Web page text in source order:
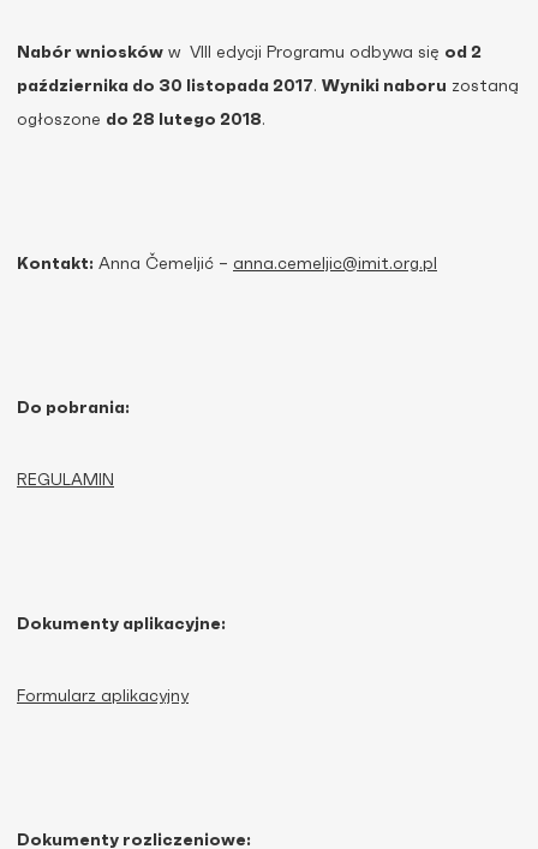
Nabór wniosków w VIII edycji Programu odbywa się od 2
października do 30 listopada 2017. Wyniki naboru zostaną
ogłoszone do 28 lutego 2018.
Kontakt: Anna Čemeljić – anna.cemeljic@imit.org.pl
Do pobrania:
REGULAMIN
Dokumenty aplikacyjne:
Formularz aplikacyjny
Dokumenty rozliczeniowe: